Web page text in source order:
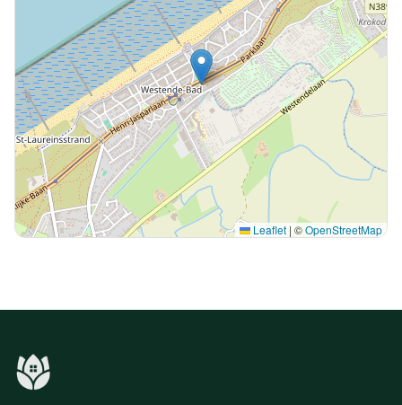
Leaflet | ©OpenStreetMap